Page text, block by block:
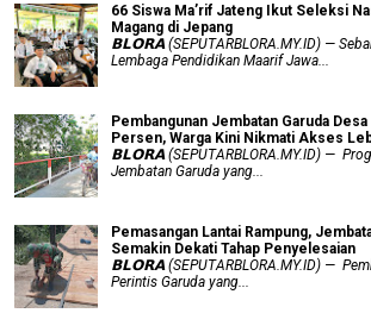
66 Siswa Ma’rif Jateng Ikut Seleksi
Magang di Jepang
𝗕𝗟𝗢𝗥𝗔 (SEPUTARBLORA.MY.ID) —
Lembaga Pendidikan Maarif Jawa...
Pembangunan Jembatan Garuda
Persen, Warga Kini Nikmati Akses
𝗕𝗟𝗢𝗥𝗔 (SEPUTARBLORA.MY.ID) —
Jembatan Garuda yang...
Pemasangan Lantai Rampung,
Semakin Dekati Tahap Penyelesaian
𝗕𝗟𝗢𝗥𝗔 (SEPUTARBLORA.MY.ID) —
Perintis Garuda yang...